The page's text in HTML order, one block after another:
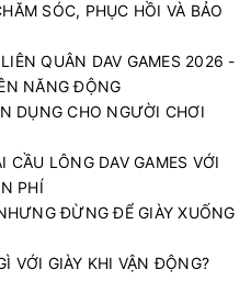
SÓC, PHỤC HỒI VÀ BẢO
QUÂN DAV GAMES 2026 -
NĂNG ĐỘNG
DỤNG CHO NGƯỜI CHƠI
LÔNG DAV GAMES VỚI
PHÍ
ĐỪNG ĐỂ GIÀY XUỐNG
VỚI GIÀY KHI VẬN ĐỘNG?